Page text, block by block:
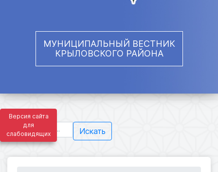
Версия сайта
для
слабовидящих
МУНИЦИПАЛЬНЫЙ ВЕСТНИК
КРЫЛОВСКОГО РАЙОНА
Искать